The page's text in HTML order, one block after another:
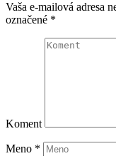
Vaša e-mailová adresa
označené *
Koment
Meno *